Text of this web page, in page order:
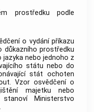
prostředku podle
o vydání příkazu
důkazního prostředku
jazyka nebo jednoho z
státu nebo do
stát ochoten
Vzor osvědčení o
majetku nebo
Ministerstvo